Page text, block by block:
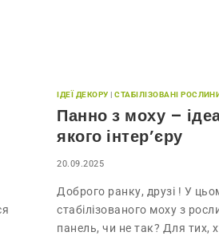
ІДЕЇ ДЕКОРУ |СТАБІЛІЗОВАНІ
Панно з моху –
якого інтер’єру
20.09.2025
Доброго ранку, друзі ! У
стабілізованого моху з
панель, чи не так? Для тих,